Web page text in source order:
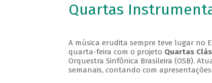
Quartas
A música erudita sempre teve lugar no
quarta-feira com o projeto Quartas
Orquestra Sinfônica Brasileira (OSB).
semanais, contando com